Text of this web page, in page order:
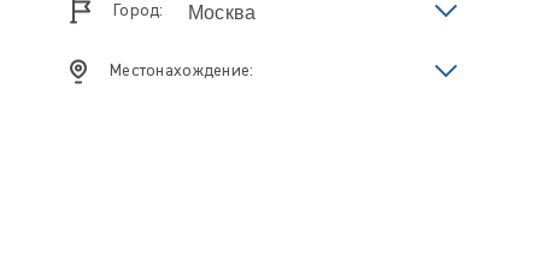
Город:
Местонахождение: